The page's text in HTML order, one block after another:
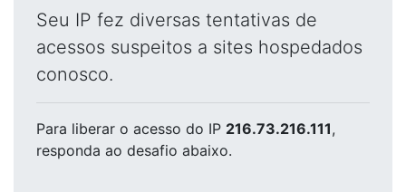
Seu IP fez diversas tentativas de
acessos suspeitos a sites hospedados
conosco.
Para liberar o acesso do IP 216.73.216.111,
responda ao desafio abaixo.